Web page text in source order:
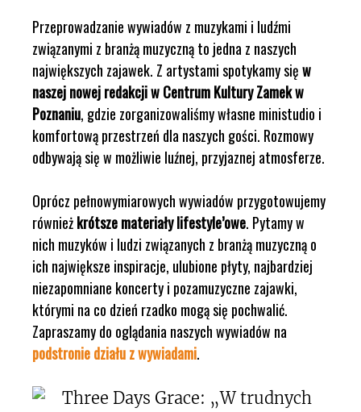
Przeprowadzanie wywiadów z muzykami i ludźmi
związanymi z branżą muzyczną to jedna z naszych
największych zajawek. Z artystami spotykamy sięw
naszej nowej redakcji w Centrum Kultury Zamek w
Poznaniu, gdzie zorganizowaliśmy własne ministudio i
komfortową przestrzeń dla naszych gości. Rozmowy
odbywają się w możliwie luźnej, przyjaznej atmosferze.
Oprócz pełnowymiarowych wywiadów przygotowujemy
równieżkrótsze materiały lifestyle’owe. Pytamy w
nich muzyków i ludzi związanych z branżą muzyczną o
ich największe inspiracje, ulubione płyty, najbardziej
niezapomniane koncerty i pozamuzyczne zajawki,
którymi na co dzień rzadko mogą się pochwalić.
Zapraszamy do oglądania naszych wywiadów na
podstronie działu z wywiadami.